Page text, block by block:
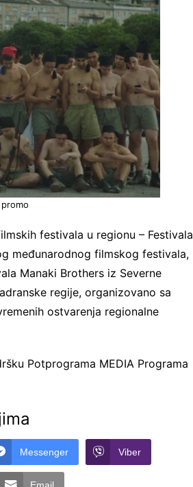
festivala u regionu – Festivala
međunarodnog filmskog festivala,
Manaki Brothers iz Severne
regije, organizovano sa
ostvarenja regionalne
Potprograma MEDIA Programa
Messenger Viber